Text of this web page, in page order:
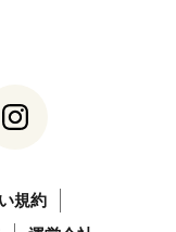
規約